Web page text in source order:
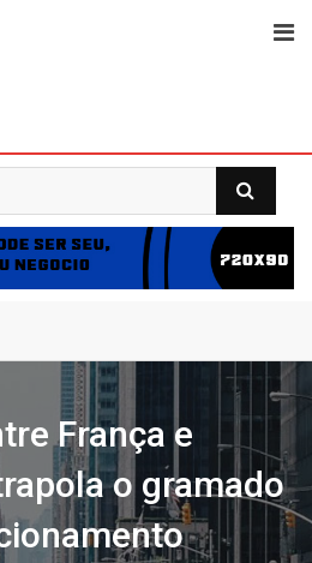
França e
o gramado